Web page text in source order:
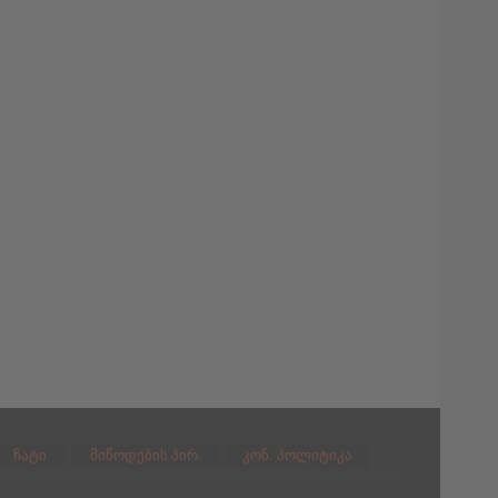
მიწოდების პირ. კონ. პოლიტიკა
ჩატი